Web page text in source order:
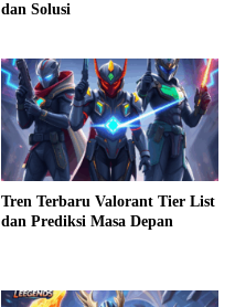
dan Solusi
Tren Terbaru Valorant Tier List
dan Prediksi Masa Depan